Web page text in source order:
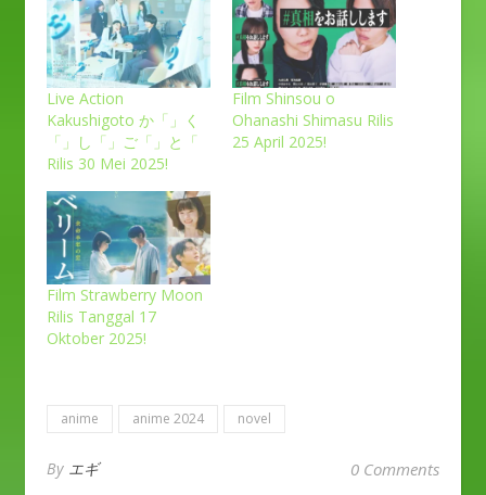
Live Action
Kakushigoto か「」く
「」し「」ご「」と「
Rilis 30 Mei 2025!
Film Shinsou o
Ohanashi Shimasu Rilis
25 April 2025!
Film Strawberry Moon
Rilis Tanggal 17
Oktober 2025!
anime anime 2024 novel
By エギ 0 Comments